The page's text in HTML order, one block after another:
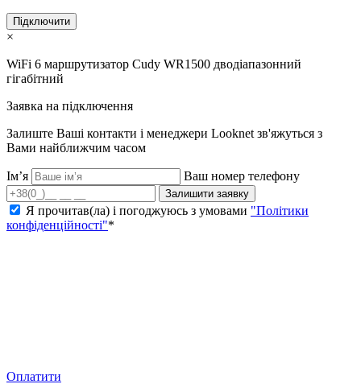
Підключити
×
WiFi 6 маршрутизатор Cudy WR1500 дводіапазонний
гігабітний
Заявка на підключення
Залиште Ваші контакти і менеджери Looknet зв'яжуться з
Вами найближчим часом
Ім’я Ваш номер телефону
Залишити заявку
Я прочитав(ла) і погоджуюсь з умовами "Політики
конфіденційності"*
Оплатити